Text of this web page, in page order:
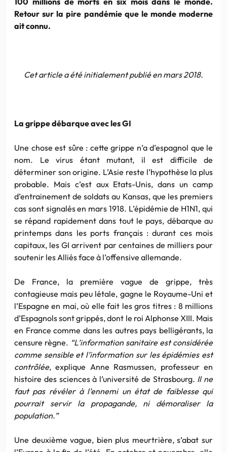
Retour sur la pire pandémie que le monde moderne
ait connu.
Cet article a été initialement publié en mars 2018.
La grippe débarque avec les GI
Une chose est sûre : cette grippe n’a d’espagnol que le
nom. Le virus étant mutant, il est difficile de
déterminer son origine. L’Asie reste l’hypothèse la plus
probable. Mais c’est aux Etats-Unis, dans un camp
d’entrainement de soldats au Kansas, que les premiers
cas sont signalés en mars 1918. L’épidémie de H1N1, qui
se répand rapidement dans tout le pays, débarque au
printemps dans les ports français : durant ces mois
capitaux, les GI arrivent par centaines de milliers pour
soutenir les Alliés face à l’offensive allemande.
De France, la première vague de grippe, très
contagieuse mais peu létale, gagne le Royaume-Uni et
l’Espagne en mai, où elle fait les gros titres : 8 millions
d’Espagnols sont grippés, dont le roi Alphonse XIII. Mais
en France comme dans les autres pays belligérants, la
censure règne. “L’information sanitaire est considérée
comme sensible et l’information sur les épidémies est
contrôlée, explique Anne Rasmussen, professeur en
histoire des sciences à l’université de Strasbourg. Il ne
faut pas révéler à l’ennemi un état de faiblesse qui
pourrait servir la propagande, ni démoraliser la
population.”
Une deuxième vague, bien plus meurtrière, s’abat sur